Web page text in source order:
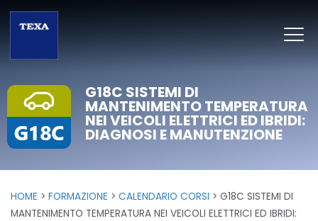
G18C SISTEMI DI
MANTENIMENTO TEMPERATURA
NEI VEICOLI ELETTRICI ED IBRIDI:
DIAGNOSI E MANUTENZIONE
HOME FORMAZIONE CALENDARIO CORSI
G18C SISTEMI DI
MANTENIMENTO TEMPERATURA NEI VEICOLI ELETTRICI ED IBRIDI: